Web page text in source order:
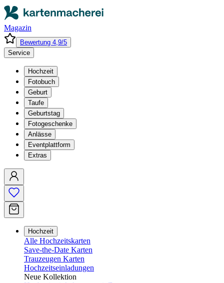
Magazin
Bewertung 4,9/5
Service
Hochzeit
Fotobuch
Geburt
Taufe
Geburtstag
Fotogeschenke
Anlässe
Eventplattform
Extras
Hochzeit
Alle Hochzeitskarten
Save-the-Date Karten
Trauzeugen Karten
Hochzeitseinladungen
Neue Kollektion